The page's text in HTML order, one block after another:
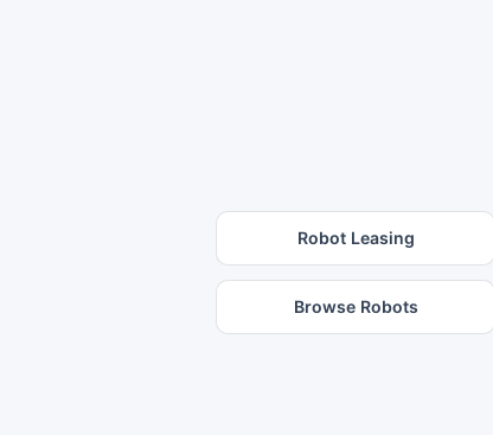
Robot Leasing
Browse Robots